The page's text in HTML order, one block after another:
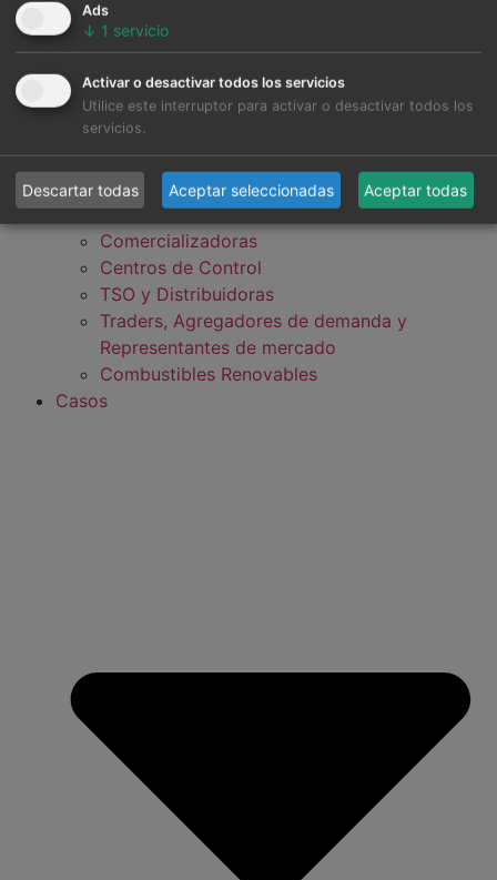
Desarrolladores, Fondos de Inversión y
Bancos
Industria, Grandes Consumidores y Data
Centers
Generadores (Utilities e IPP)
Comercializadoras
Centros de Control
TSO y Distribuidoras
Traders, Agregadores de demanda y
Representantes de mercado
Combustibles Renovables
Casos
Ads
↓ 1 servicio
Activar o desactivar todos los servicios
Utilice este interruptor para activar o desactivar todos los
servicios.
Descartar todas Aceptar seleccionadas Aceptar todas